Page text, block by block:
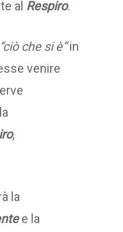
al Respiro.
“ciò che si è”in
venire
,
la
e la